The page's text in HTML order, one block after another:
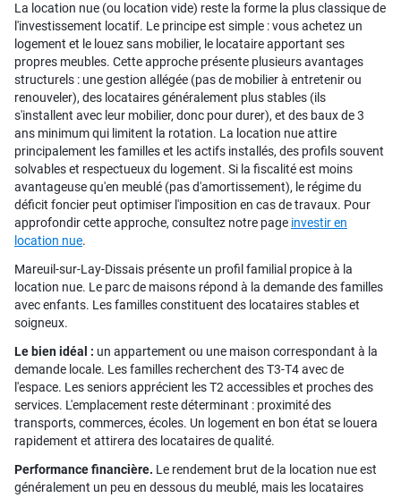
La location nue (ou location vide) reste la forme la plus classique de
l'investissement locatif. Le principe est simple : vous achetez un
logement et le louez sans mobilier, le locataire apportant ses
propres meubles. Cette approche présente plusieurs avantages
structurels : une gestion allégée (pas de mobilier à entretenir ou
renouveler), des locataires généralement plus stables (ils
s'installent avec leur mobilier, donc pour durer), et des baux de 3
ans minimum qui limitent la rotation. La location nue attire
principalement les familles et les actifs installés, des profils souvent
solvables et respectueux du logement. Si la fiscalité est moins
avantageuse qu'en meublé (pas d'amortissement), le régime du
déficit foncier peut optimiser l'imposition en cas de travaux. Pour
approfondir cette approche, consultez notre page investir en
location nue.
Mareuil-sur-Lay-Dissais présente un profil familial propice à la
location nue. Le parc de maisons répond à la demande des familles
avec enfants. Les familles constituent des locataires stables et
soigneux.
Le bien idéal : un appartement ou une maison correspondant à la
demande locale. Les familles recherchent des T3-T4 avec de
l'espace. Les seniors apprécient les T2 accessibles et proches des
services. L'emplacement reste déterminant : proximité des
transports, commerces, écoles. Un logement en bon état se louera
rapidement et attirera des locataires de qualité.
Performance financière. Le rendement brut de la location nue est
généralement un peu en dessous du meublé, mais les locataires